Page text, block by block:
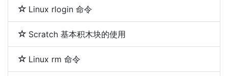
Linux rlogin 命令
Scratch 基本积木块的使用
Linux rm 命令